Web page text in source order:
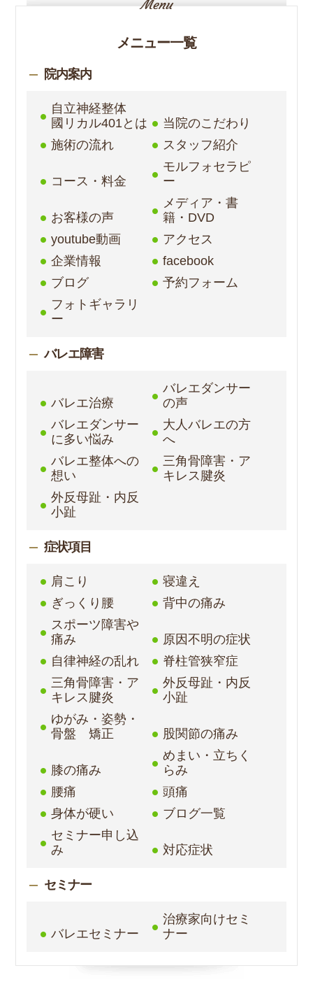
メニュー一覧
院内案内
自立神経整体
國リカル401とは
当院のこだわり
施術の流れ
スタッフ紹介
コース・料金
モルフォセラピ
ー
お客様の声
メディア・書
籍・DVD
youtube動画
アクセス
企業情報
facebook
ブログ
予約フォーム
フォトギャラリ
ー
バレエ障害
バレエ治療
バレエダンサー
の声
バレエダンサー
に多い悩み
大人バレエの方
へ
バレエ整体への
想い
三角骨障害・ア
キレス腱炎
外反母趾・内反
小趾
症状項目
肩こり
寝違え
ぎっくり腰
背中の痛み
スポーツ障害や
痛み
原因不明の症状
自律神経の乱れ
脊柱管狭窄症
三角骨障害・ア
キレス腱炎
外反母趾・内反
小趾
ゆがみ・姿勢・
骨盤 矯正
股関節の痛み
膝の痛み
めまい・立ちく
らみ
腰痛
頭痛
身体が硬い
ブログ一覧
セミナー申し込
み
対応症状
セミナー
バレエセミナー
治療家向けセミ
ナー